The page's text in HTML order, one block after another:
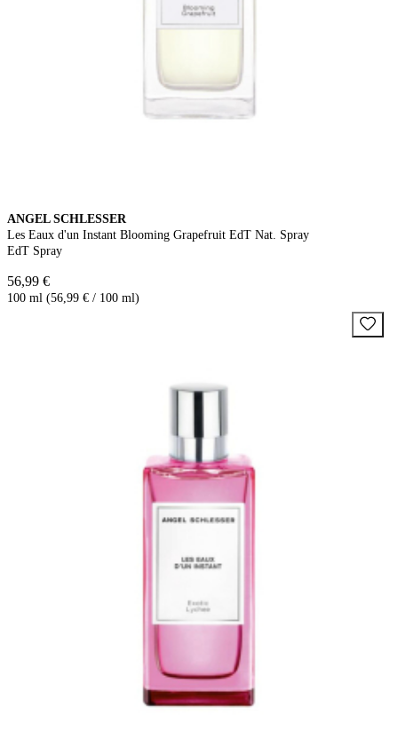
ANGEL SCHLESSER
Les Eaux d'un Instant Blooming Grapefruit EdT Nat. Spray
EdT Spray
56,99 €
100 ml (56,99 € / 100 ml)